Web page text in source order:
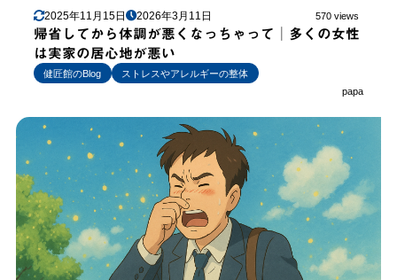
2025年11月15日 2026年3月11日 570 views
帰省してから体調が悪くなっちゃって│多くの女性
は実家の居心地が悪い
健匠館のBlog
ストレスやアレルギーの整体
papa